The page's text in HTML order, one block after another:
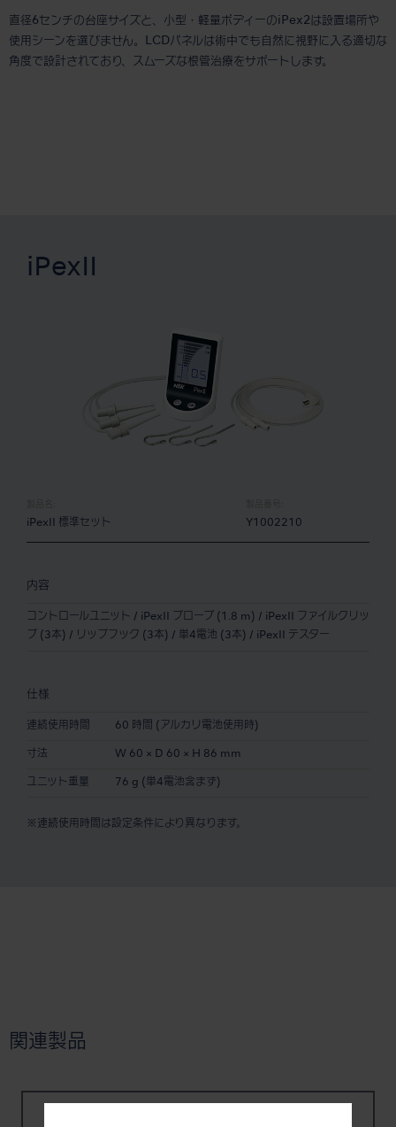
直径6センチの台座サイズと、小型・軽量ボディーのiPex2は設置場所や
使用シーンを選びません。LCDパネルは術中でも自然に視野に入る適切な
角度で設計されており、スムーズな根管治療をサポートします。
iPexII
iPexII 標準セット Y1002210
内容
コントロールユニット / iPexII プローブ (1.8 m) / iPexII ファイルクリッ
プ (3本) / リップフック (3本) / 単4電池 (3本) / iPexII テスター
仕様
連続使用時間 60 時間 (アルカリ電池使用時)
寸法 W 60 × D 60 × H 86 mm
ユニット重量 76 g (単4電池含まず)
※連続使用時間は設定条件により異なります。
関連製品